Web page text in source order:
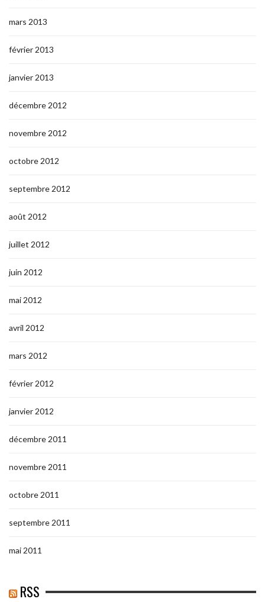
mars 2013
février 2013
janvier 2013
décembre 2012
novembre 2012
octobre 2012
septembre 2012
août 2012
juillet 2012
juin 2012
mai 2012
avril 2012
mars 2012
février 2012
janvier 2012
décembre 2011
novembre 2011
octobre 2011
septembre 2011
mai 2011
RSS